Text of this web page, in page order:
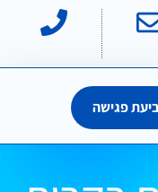
פגישה